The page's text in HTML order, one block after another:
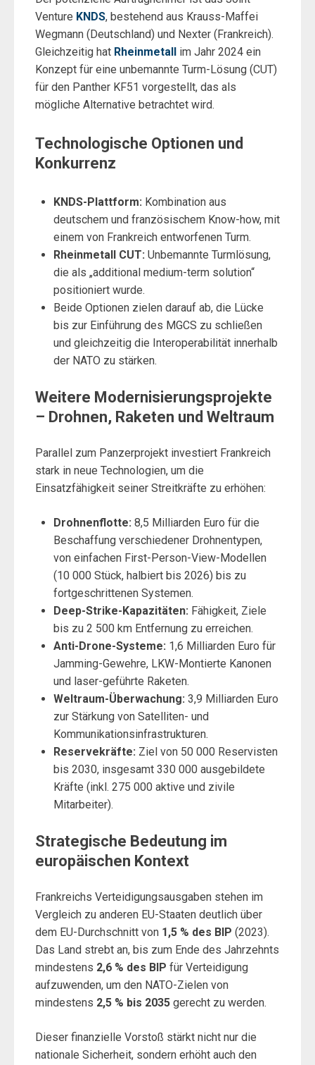
Venture KNDS, bestehend aus Krauss-Maffei
Wegmann (Deutschland) und Nexter (Frankreich).
Gleichzeitig hat Rheinmetall im Jahr 2024 ein
Konzept für eine unbemannte Turm-Lösung (CUT)
für den Panther KF51 vorgestellt, das als
mögliche Alternative betrachtet wird.
Technologische Optionen und
Konkurrenz
KNDS-Plattform: Kombination aus
deutschem und französischem Know-how, mit
einem von Frankreich entworfenen Turm.
Rheinmetall CUT: Unbemannte Turmlösung,
die als „additional medium-term solution“
positioniert wurde.
Beide Optionen zielen darauf ab, die Lücke
bis zur Einführung des MGCS zu schließen
und gleichzeitig die Interoperabilität innerhalb
der NATO zu stärken.
Weitere Modernisierungsprojekte
– Drohnen, Raketen und Weltraum
Parallel zum Panzerprojekt investiert Frankreich
stark in neue Technologien, um die
Einsatzfähigkeit seiner Streitkräfte zu erhöhen:
Drohnenflotte: 8,5 Milliarden Euro für die
Beschaffung verschiedener Drohnentypen,
von einfachen First-Person-View-Modellen
(10 000 Stück, halbiert bis 2026) bis zu
fortgeschrittenen Systemen.
Deep-Strike-Kapazitäten: Fähigkeit, Ziele
bis zu 2 500 km Entfernung zu erreichen.
Anti-Drone-Systeme: 1,6 Milliarden Euro für
Jamming-Gewehre, LKW-Montierte Kanonen
und laser-geführte Raketen.
Weltraum-Überwachung: 3,9 Milliarden Euro
zur Stärkung von Satelliten- und
Kommunikationsinfrastrukturen.
Reservekräfte: Ziel von 50 000 Reservisten
bis 2030, insgesamt 330 000 ausgebildete
Kräfte (inkl. 275 000 aktive und zivile
Mitarbeiter).
Strategische Bedeutung im
europäischen Kontext
Frankreichs Verteidigungsausgaben stehen im
Vergleich zu anderen EU-Staaten deutlich über
dem EU-Durchschnitt von 1,5 % des BIP (2023).
Das Land strebt an, bis zum Ende des Jahrzehnts
mindestens 2,6 % des BIP für Verteidigung
aufzuwenden, um den NATO-Zielen von
mindestens 2,5 % bis 2035 gerecht zu werden.
Dieser finanzielle Vorstoß stärkt nicht nur die
nationale Sicherheit, sondern erhöht auch den